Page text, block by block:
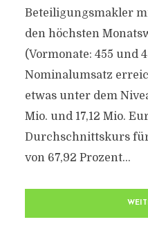
Beteiligungsmakler
den höchsten
(Vormonate: 455 und
Nominalumsatz
etwas unter dem
Mio. und 17,12 Mio.
Durchschnittskurs
von 67,92 Prozent...